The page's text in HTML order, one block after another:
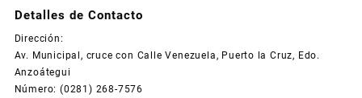
Detalles de Contacto
Dirección:
Av. Municipal, cruce con Calle Venezuela, Puerto la Cruz, Edo.
Anzoátegui
Número: (0281) 268-7576